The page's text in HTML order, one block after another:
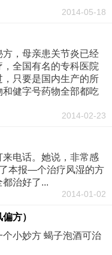
2014-05-18
，母亲患关节炎已经
全国有名的专科医院
只要是国内生产的所
健字号药物全部都吃
2014-02-23
电话。她说，非常感
本报—个治疗风湿的方
治好了...
2014-01-02
方）
小妙方 蝎子泡酒可治